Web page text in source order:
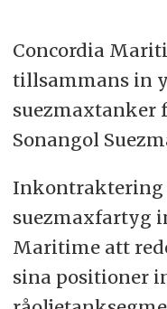
Concordia
tillsammans in
suezmaxtanker
Sonangol
Inkontraktering
suezmaxfartyg
Maritime att
sina positioner